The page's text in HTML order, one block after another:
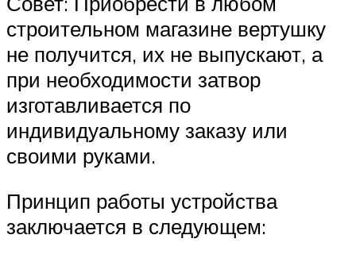
строительном магазине вертушку
не получится, их не выпускают, а
при необходимости затвор
изготавливается по
индивидуальному заказу или
своими руками.
Принцип работы устройства
заключается в следующем: